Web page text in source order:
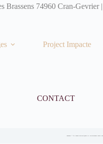
Brassens 74960 Cran-Gevrier |
Project Impacte
CONTACT